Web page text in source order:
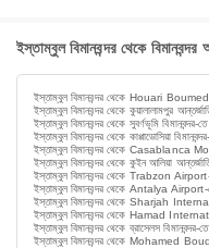
ইস্তাম্বুল বিমানবন্দর থেকে
ইস্তাম্বুল বিমানবন্দর থেকে Houari
ইস্তাম্বুল বিমানবন্দর থেকে কুয়ালালামপুর
ইস্তাম্বুল বিমানবন্দর থেকে সুবর্ণভূমি বিমানবন্দর-
ইস্তাম্বুল বিমানবন্দর থেকে কাপ্পাডোসিয়া
ইস্তাম্বুল বিমানবন্দর থেকে
ইস্তাম্বুল বিমানবন্দর থেকে কুইন আলিয়া
ইস্তাম্বুল বিমানবন্দর থেকে Trabzon
ইস্তাম্বুল বিমানবন্দর থেকে Antalya Airport-
ইস্তাম্বুল বিমানবন্দর থেকে Sharjah
ইস্তাম্বুল বিমানবন্দর থেকে Hamad
ইস্তাম্বুল বিমানবন্দর থেকে ব্রাসেলস বিমানবন্দর-
ইস্তাম্বুল বিমানবন্দর থেকে Mohamed